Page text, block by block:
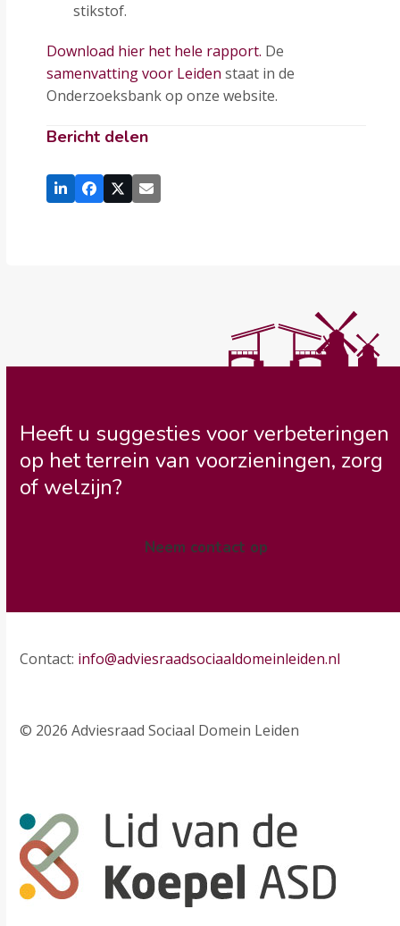
stikstof.
Download hier het hele rapport. De
samenvatting voor Leiden staat in de
Onderzoeksbank op onze website.
Bericht delen
Heeft u suggesties voor verbeteringen
op het terrein van voorzieningen, zorg
of welzijn?
Neem contact op
Contact: info@adviesraadsociaaldomeinleiden.nl
© 2026 Adviesraad Sociaal Domein Leiden